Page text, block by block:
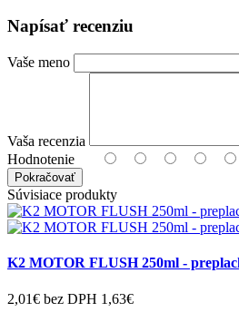
Napísať recenziu
Vaše meno
Vaša recenzia
Hodnotenie
Pokračovať
Súvisiace produkty
K2 MOTOR FLUSH 250ml -
2,01€ bez DPH 1,63€